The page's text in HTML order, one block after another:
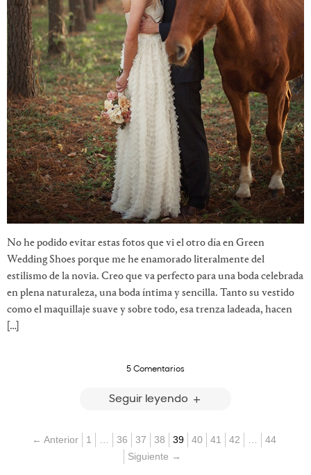
No he podido evitar estas fotos que vi el otro día en Green
Wedding Shoes porque me he enamorado literalmente del
estilismo de la novia. Creo que va perfecto para una boda celebrada
en plena naturaleza, una boda íntima y sencilla. Tanto su vestido
como el maquillaje suave y sobre todo, esa trenza ladeada, hacen
[…]
5 Comentarios
Seguir leyendo
← Anterior 1 36 37 38 39 40 41 42
44
Siguiente →